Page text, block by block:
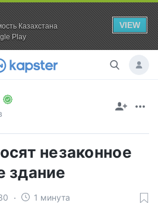
Казахстана
Play
VIEW
незаконное
здание
1 минута